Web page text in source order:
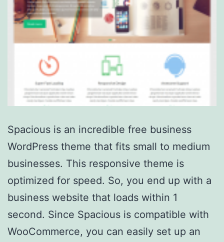
Spacious is an incredible free business
WordPress theme that fits small to medium
businesses. This responsive theme is
optimized for speed. So, you end up with a
business website that loads within 1
second. Since Spacious is compatible with
WooCommerce, you can easily set up an